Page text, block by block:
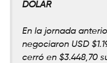
DÓLAR
En la jornada
negociaron USD
cerró en $3.448,70